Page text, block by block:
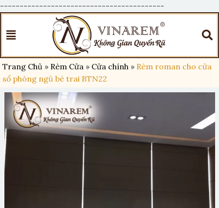
------------------------------------------
Trang Chủ » Rèm Cửa » Cửa chính » Rèm roman cho cửa
sổ phòng ngủ bé trai BTN22